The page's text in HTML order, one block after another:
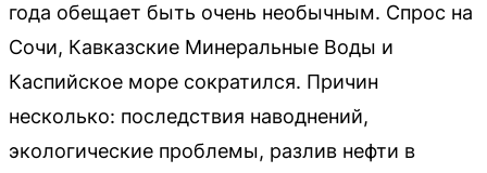
года обещает быть очень необычным. Спрос на
Сочи, Кавказские Минеральные Воды и
Каспийское море сократился. Причин
несколько: последствия наводнений,
экологические проблемы, разлив нефти в